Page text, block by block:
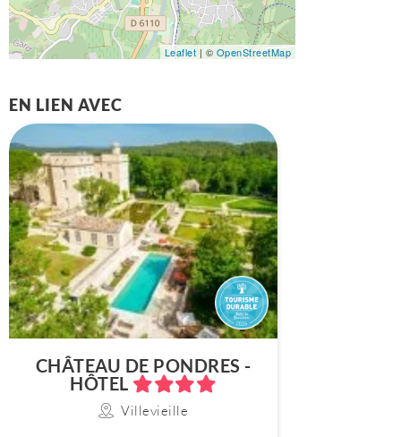
Leaflet | © OpenStreetMap
EN LIEN AVEC
CHÂTEAU DE PONDRES -
HÔTEL
Villevieille